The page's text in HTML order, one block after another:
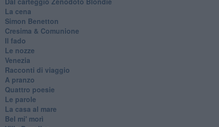
La cena
Simon Benetton
Cresima & Comunione
Il fado
Le nozze
Venezia
Racconti di viaggio
A pranzo
Quattro poesie
Le parole
La casa al mare
Bel mi' morì